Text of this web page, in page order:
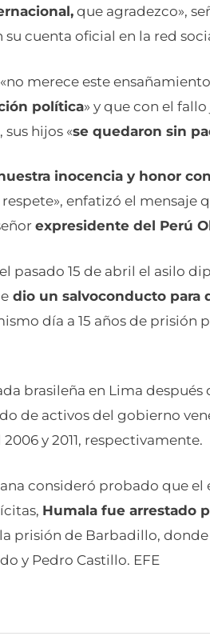
que agradezco»,
cuenta oficial en la red
merece este
política» y que con el
hijos «se quedaron sin
inocencia y honor
enfatizó el mensaje
expresidente del Perú
pasado 15 de abril el asilo
dio un salvoconducto para
día a 15 años de prisión
brasileña en Lima
de activos del gobierno
y 2011, respectivamente.
consideró probado que el
Humala fue arrestado
la prisión de Barbadillo,
y Pedro Castillo. EFE